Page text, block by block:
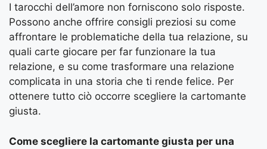
I tarocchi dell’amore non forniscono solo risposte.
Possono anche offrire consigli preziosi su come
affrontare le problematiche della tua relazione, su
quali carte giocare per far funzionare la tua
relazione, e su come trasformare una relazione
complicata in una storia che ti rende felice. Per
ottenere tutto ciò occorre scegliere la cartomante
giusta.
Come scegliere la cartomante giusta per una